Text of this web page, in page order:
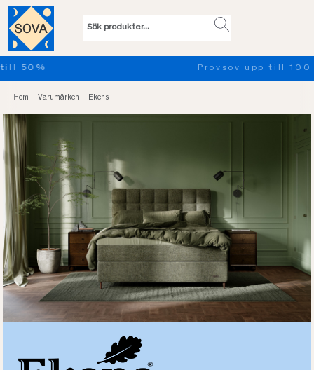
Provsov upp till 100 nätter. Läs mer
Hem Varumärken Ekens